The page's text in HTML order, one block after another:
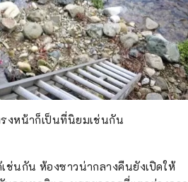
งหน้าก็เป็นที่นิยมเช่นกัน
ช่นกัน ห้องซาวน่ากลางคืนยังเปิดให้